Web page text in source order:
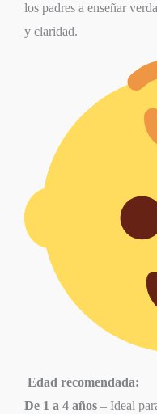
los padres a enseñar
y claridad.
Edad recomendada:
De 1 a 4 años – Ideal